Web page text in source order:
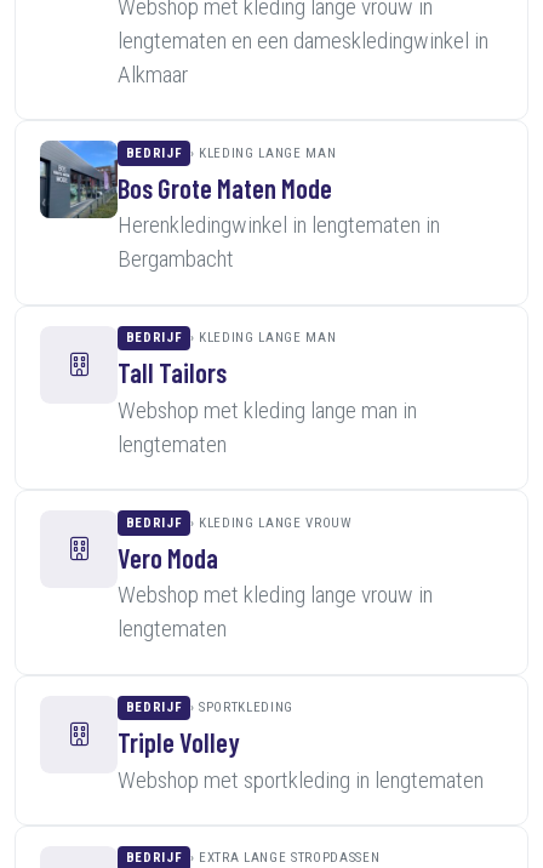
Webshop met kleding lange vrouw in
lengtematen en een dameskledingwinkel in
Alkmaar
BEDRIJF KLEDING LANGE MAN
Bos Grote Maten Mode
Herenkledingwinkel in lengtematen in
Bergambacht
BEDRIJF KLEDING LANGE MAN
Tall Tailors
Webshop met kleding lange man in
lengtematen
BEDRIJF KLEDING LANGE VROUW
Vero Moda
Webshop met kleding lange vrouw in
lengtematen
BEDRIJF SPORTKLEDING
Triple Volley
Webshop met sportkleding in lengtematen
BEDRIJF EXTRA LANGE STROPDASSEN